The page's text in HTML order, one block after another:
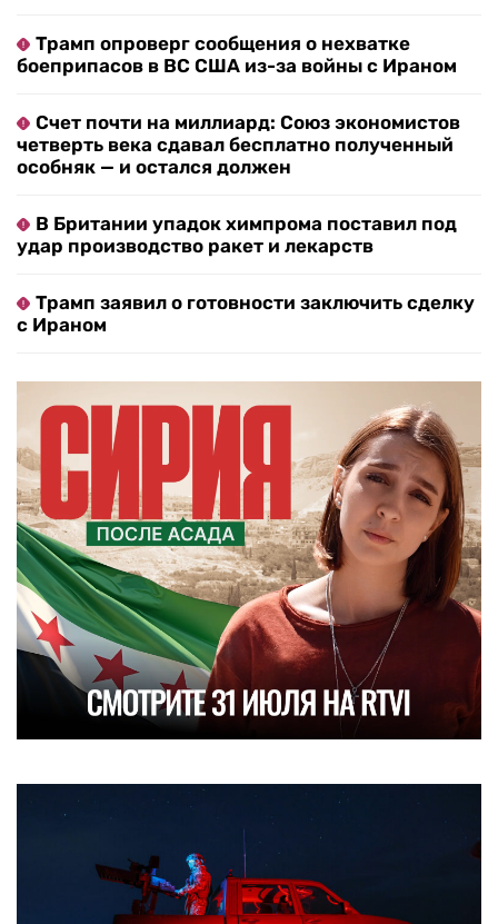
Трамп опроверг сообщения о нехватке
боеприпасов в ВС США из-за войны с Ираном
Счет почти на миллиард: Союз экономистов
четверть века сдавал бесплатно полученный
особняк — и остался должен
В Британии упадок химпрома поставил под
удар производство ракет и лекарств
Трамп заявил о готовности заключить сделку
с Ираном